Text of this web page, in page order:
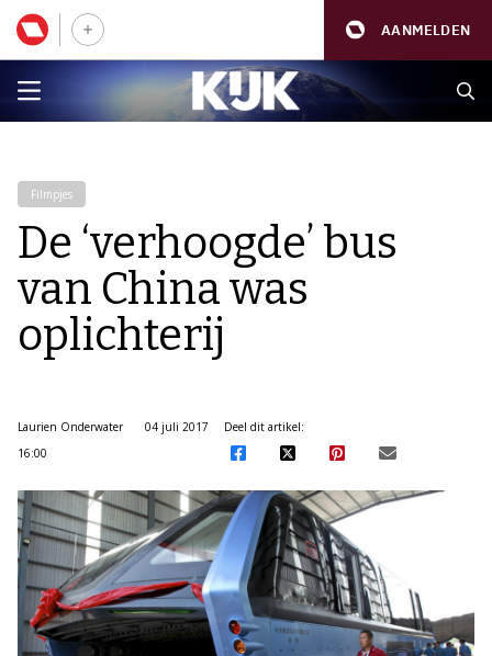
AANMELDEN
Filmpjes
De ‘verhoogde’ bus
van China was
oplichterij
Laurien Onderwater
04 juli 2017
16:00
Deel dit artikel: